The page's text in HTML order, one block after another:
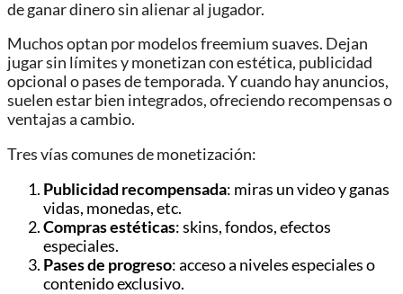
de ganar dinero sin alienar al jugador.
Muchos optan por modelos freemium suaves. Dejan
jugar sin límites y monetizan con estética, publicidad
opcional o pases de temporada. Y cuando hay anuncios,
suelen estar bien integrados, ofreciendo recompensas o
ventajas a cambio.
Tres vías comunes de monetización:
Publicidad recompensada: miras un video y ganas
vidas, monedas, etc.
Compras estéticas: skins, fondos, efectos
especiales.
Pases de progreso: acceso a niveles especiales o
contenido exclusivo.